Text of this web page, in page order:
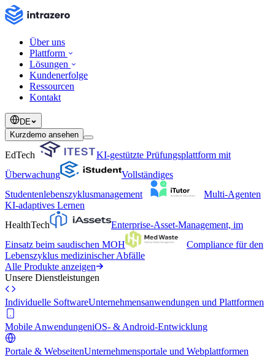
Über uns
Plattform
Lösungen
Kundenerfolge
Ressourcen
Kontakt
DE
Kurzdemo ansehen
EdTech
KI-gestützte Prüfungsplattform mit
Überwachung
Vollständiges
Studentenlebenszyklusmanagement
Multi-Agenten
KI-adaptives Lernen
HealthTech
Enterprise-Asset-Management, im
Einsatz beim saudischen MOH
Compliance für den
Lebenszyklus medizinischer Abfälle
Alle Produkte anzeigen
Unsere Dienstleistungen
Individuelle SoftwareUnternehmensanwendungen und Plattformen
Mobile AnwendungeniOS- & Android-Entwicklung
Portale & WebseitenUnternehmensportale und Webplattformen